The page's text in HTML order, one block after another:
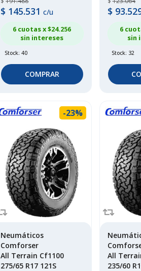
$ 145.531 c/u
6 cuotas x $24.256
sin intereses
Stock: 40
COMPRAR
$
6
sin
Stock: 32
-23%
Neumáticos
Comforser
All Terrain Cf1100
275/65 R17 121S
All
235/60